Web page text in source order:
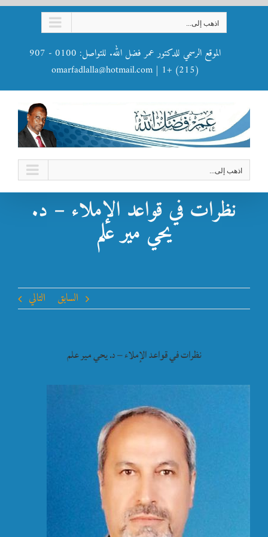
اذهب إلى...
الموقع الرسمي للدكتور عمر فضل الله. للتواصل: 0100 - 907
(215) +1
|
omarfadlalla@hotmail.com
اذهب إلى...
نظرات في قواعد الإملاء – د.
يحي مير علم
السابق التالي
نظرات في قواعد الإملاء – د. يحي مير علم